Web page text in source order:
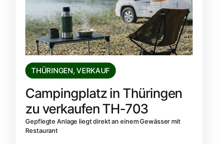
THÜRINGEN,VERKAUF
Campingplatz in Thüringen
zu verkaufen TH-703
Gepflegte Anlage liegt direkt an einem Gewässer mit
Restaurant